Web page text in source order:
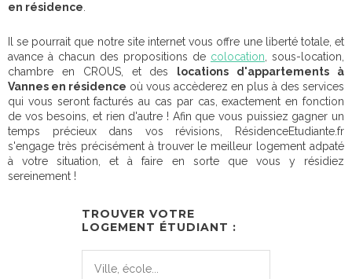
en résidence
Il se pourrait que notre site internet vous offre une liberté totale, et
avance à chacun des propositions de colocation , sous-location,
chambre en CROUS, et des
locations d'appartements à
Vannes en résidence où vous accèderez en plus à des services
qui vous seront facturés au cas par cas, exactement en fonction
de vos besoins, et rien d'autre ! Afin que vous puissiez gagner un
temps précieux dans vos révisions, RésidenceEtudiante.fr
s'engage très précisément à trouver le meilleur logement adpaté
à votre situation, et à faire en sorte que vous y résidiez
sereinement !
TROUVER VOTRE
LOGEMENT ÉTUDIANT :